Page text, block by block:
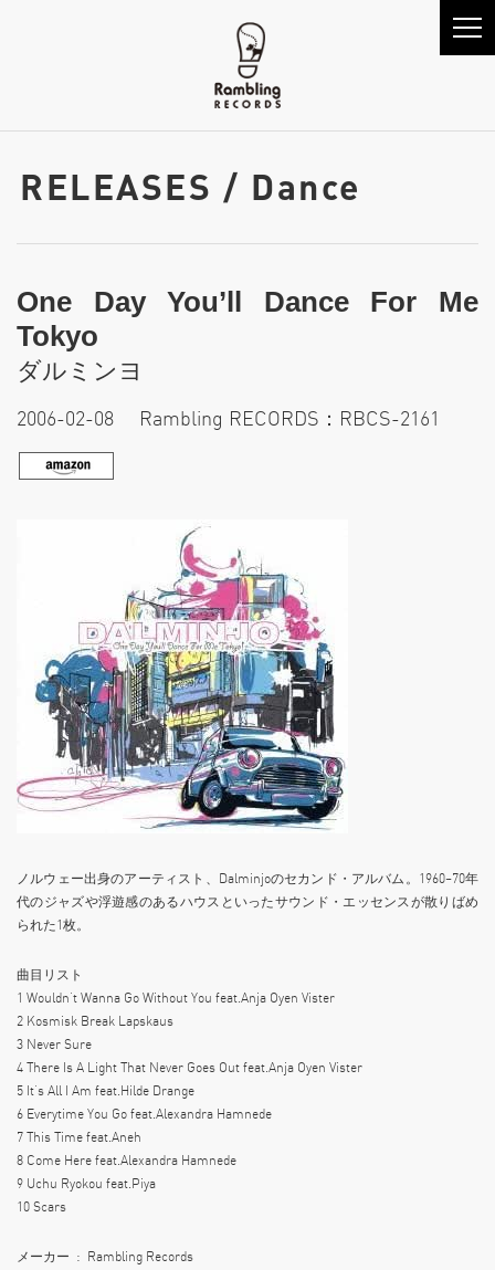
RELEASES / Dance
One Day You’ll Dance For Me
Tokyo
ダルミンヨ
2006-02-08 Rambling RECORDS：RBCS-2161
ノルウェー出身のアーティスト、Dalminjoのセカンド・アルバム。1960~70年
代のジャズや浮遊感のあるハウスといったサウンド・エッセンスが散りばめ
られた1枚。
曲目リスト
1 Wouldn’t Wanna Go Without You feat.Anja Oyen Vister
2 Kosmisk Break Lapskaus
3 Never Sure
4 There Is A Light That Never Goes Out feat.Anja Oyen Vister
5 It’s All I Am feat.Hilde Drange
6 Everytime You Go feat.Alexandra Hamnede
7 This Time feat.Aneh
8 Come Here feat.Alexandra Hamnede
9 Uchu Ryokou feat.Piya
10 Scars
メーカー ‏ : ‎ Rambling Records